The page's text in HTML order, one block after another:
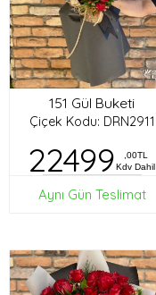
151 Gül Buketi
Çiçek Kodu: DRN2911
22499
,00TL
Kdv Dahil
Aynı Gün Teslimat